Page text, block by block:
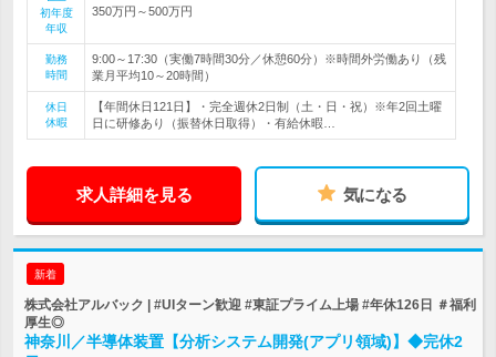
初年度
年収
350万円～500万円
勤務
時間
9:00～17:30（実働7時間30分／休憩60分）※時間外労働あり（残
業月平均10～20時間）
休日
休暇
【年間休日121日】・完全週休2日制（土・日・祝）※年2回土曜
日に研修あり（振替休日取得）・有給休暇…
求人詳細を見る 気になる
新着
株式会社アルバック | #UIターン歓迎 #東証プライム上場 #年休126日 ＃福利
厚生◎
神奈川／半導体装置【分析システム開発(アプリ領域)】◆完休2